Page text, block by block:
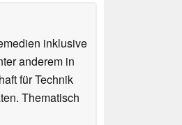
inklusive
anderem in
für Technik
Thematisch